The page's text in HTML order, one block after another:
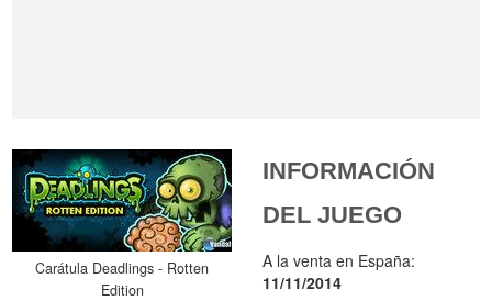
Carátula Deadlings - Rotten
Edition
INFORMACIÓN
DEL JUEGO
A la venta en España:
11/11/2014